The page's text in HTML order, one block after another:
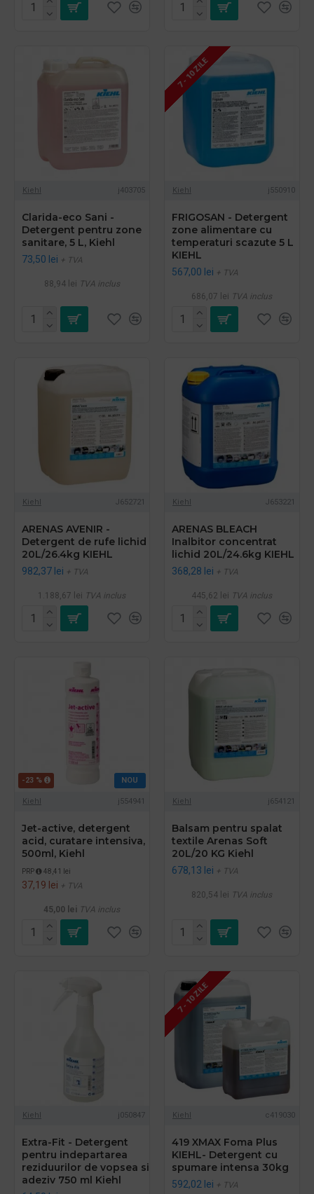
Kiehl j403705
Clarida-eco Sani -
Detergent pentru zone
sanitare, 5 L, Kiehl
73,50 lei + TVA
88,94 lei TVA inclus
7 - 10 ZILE
Kiehl j550910
FRIGOSAN - Detergent
zone alimentare cu
temperaturi scazute 5 L
KIEHL
567,00 lei + TVA
686,07 lei TVA inclus
Kiehl J652721
ARENAS AVENIR -
Detergent de rufe lichid
20L/26.4kg KIEHL
982,37 lei + TVA
1.188,67 lei TVA inclus
Kiehl J653221
ARENAS BLEACH
Inalbitor concentrat
lichid 20L/24.6kg KIEHL
368,28 lei + TVA
445,62 lei TVA inclus
NOU
-23 %
Kiehl j554941
Jet-active, detergent
acid, curatare intensiva,
500ml, Kiehl
PRP 48,41 lei
37,19 lei + TVA
45,00 lei TVA inclus
Kiehl j654121
Balsam pentru spalat
textile Arenas Soft
20L/20 KG Kiehl
678,13 lei + TVA
820,54 lei TVA inclus
Kiehl j050847
Extra-Fit - Detergent
pentru indepartarea
reziduurilor de vopsea si
adeziv 750 ml Kiehl
7 - 10 ZILE
Kiehl c419030
419 XMAX Foma Plus
KIEHL- Detergent cu
spumare intensa 30kg
592,02 lei + TVA